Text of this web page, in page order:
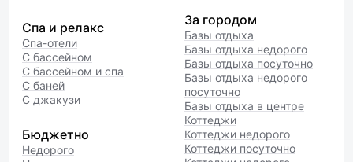
Спа и релакс
Спа-отели
С бассейном
С бассейном и спа
С баней
С джакузи
Бюджетно
Недорого
За городом
Базы отдыха
Базы отдыха недорого
Базы отдыха посуточно
Базы отдыха недорого
посуточно
Базы отдыха в центре
Коттеджи
Коттеджи недорого
Коттеджи посуточно